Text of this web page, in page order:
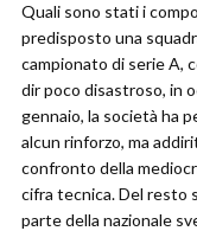
Quali sono stati i
predisposto una
campionato di serie A,
dir poco disastroso, in
gennaio, la società ha
alcun rinforzo, ma
confronto della
cifra tecnica. Del resto
parte della nazionale